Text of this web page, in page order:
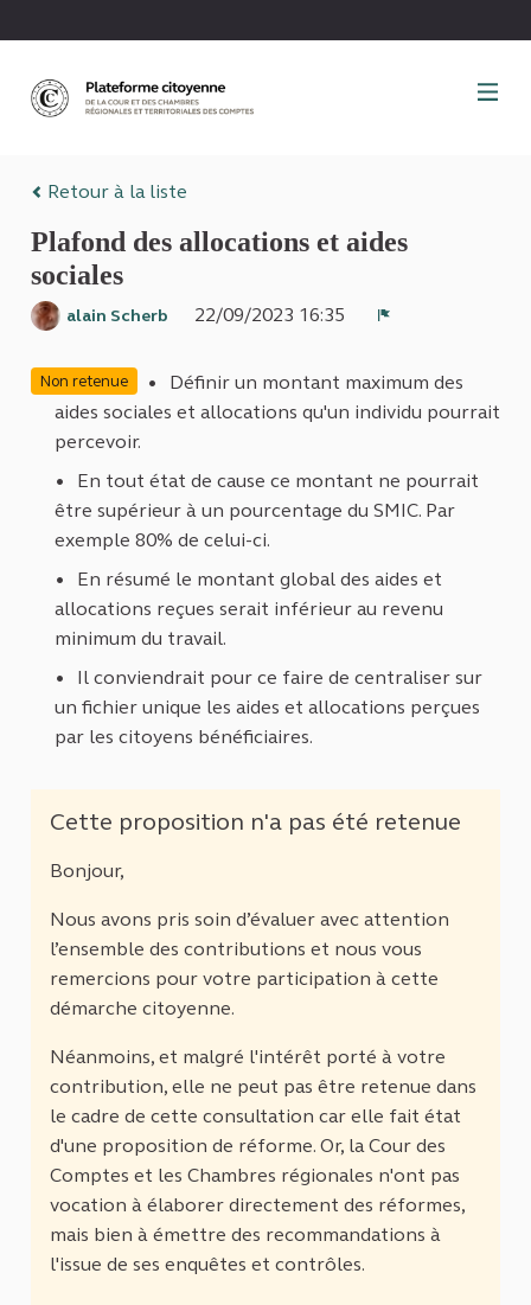
Retour à la liste
Plafond des allocations et aides
sociales
alain Scherb
22/09/2023 16:35
Non retenue
Définir un montant maximum des
aides sociales et allocations qu'un individu pourrait
percevoir.
En tout état de cause ce montant ne pourrait
être supérieur à un pourcentage du SMIC. Par
exemple 80% de celui-ci.
En résumé le montant global des aides et
allocations reçues serait inférieur au revenu
minimum du travail.
Il conviendrait pour ce faire de centraliser sur
un fichier unique les aides et allocations perçues
par les citoyens bénéficiaires.
Cette proposition n'a pas été retenue
Bonjour,
Nous avons pris soin d’évaluer avec attention
l’ensemble des contributions et nous vous
remercions pour votre participation à cette
démarche citoyenne.
Néanmoins, et malgré l'intérêt porté à votre
contribution, elle ne peut pas être retenue dans
le cadre de cette consultation car elle fait état
d'une proposition de réforme. Or, la Cour des
Comptes et les Chambres régionales n'ont pas
vocation à élaborer directement des réformes,
mais bien à émettre des recommandations à
l'issue de ses enquêtes et contrôles.